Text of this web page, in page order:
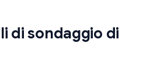
di sondaggio di